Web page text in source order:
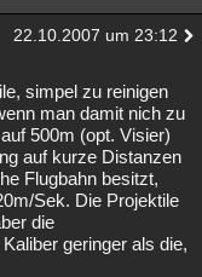
22.10.2007 um 23:12
simpel zu reinigen
man damit nich zu
500m (opt. Visier)
auf kurze Distanzen
Flugbahn besitzt,
Sek. Die Projektile
die
geringer als die,